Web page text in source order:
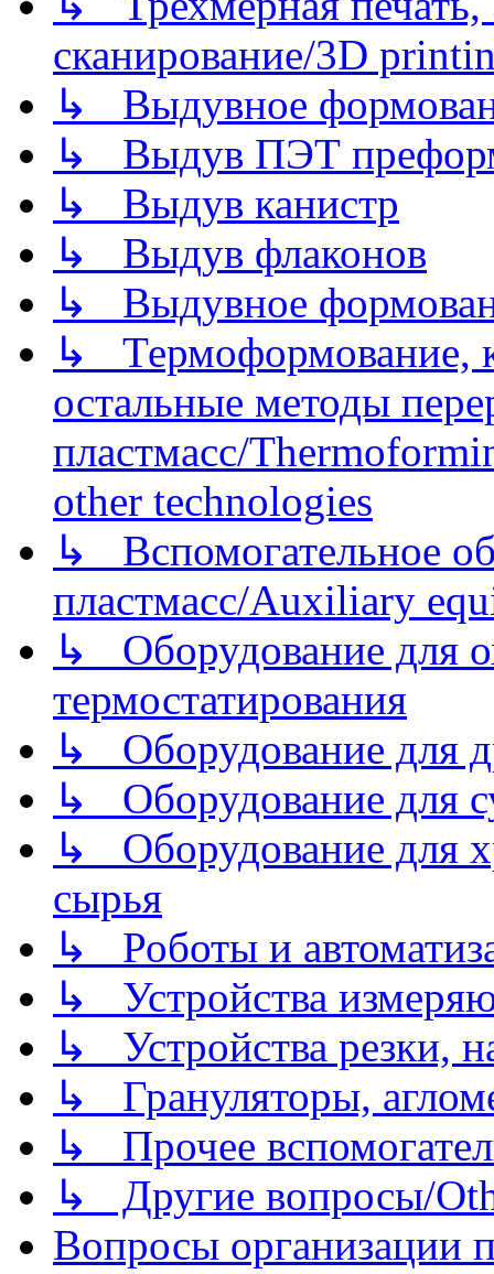
сканирование/3D
↳ Выдувное
↳ Выдув ПЭТ
↳ Выдув канистр
↳ Выдув флаконов
↳ Выдувное
↳ Термоформование,
остальные методы
пластмасс/
other technologies
↳ Вспомогательное
пластмасс/Auxiliary
↳ Оборудование для
термостатирования
↳ Оборудование для
↳ Оборудование для
↳ Оборудование для
сырья
↳ Роботы и
↳ Устройства
↳ Устройства резки,
↳ Грануляторы,
↳ Прочее
↳ Другие вопросы/
Вопросы организации